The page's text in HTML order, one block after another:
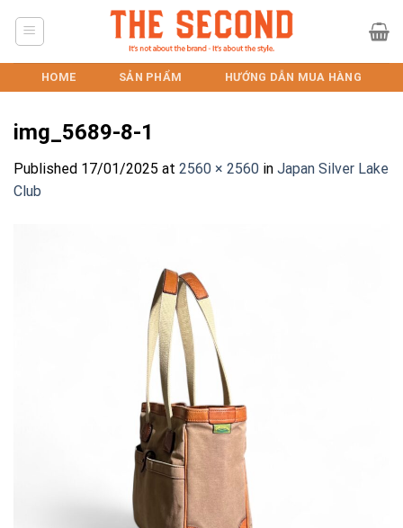
HOME SẢN PHẨM HƯỚNG DẪN MUA HÀNG
img_5689-8-1
Published 17/01/2025 at 2560 × 2560 in Japan Silver Lake
Club